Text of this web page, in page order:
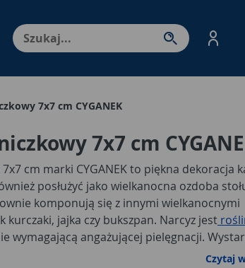
Enter - przejdź do strony
7x7 cm CYGANEK
7x7 cm
cm marki CYGANEK to piękna dekoracja
posłużyć jako wielkanocna ozdoba
komponują się z innymi wielkanocnymi
kurczaki, jajka czy bukszpan. Narcyz jest
wymagającą angażującej pielęgnacji.
umieścisz w ziemi lub postawisz ją wraz z
Czytaj